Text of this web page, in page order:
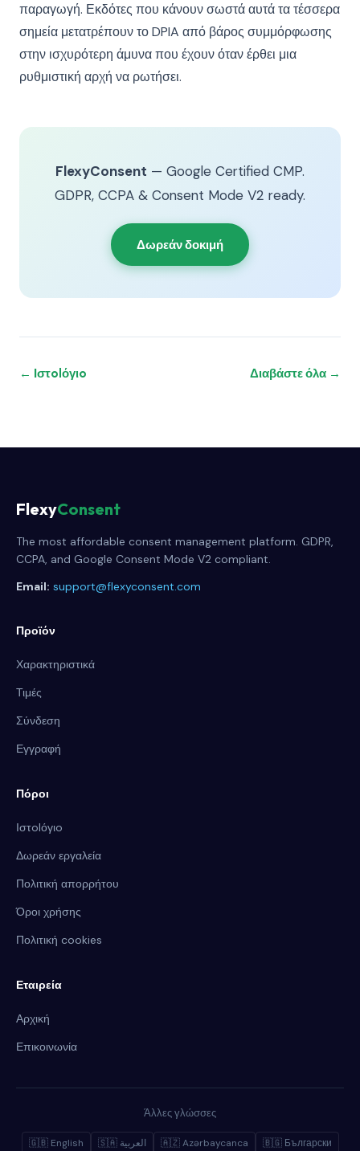
παραγωγή. Εκδότες που κάνουν σωστά αυτά τα τέσσερα
σημεία μετατρέπουν το DPIA από βάρος συμμόρφωσης
στην ισχυρότερη άμυνα που έχουν όταν έρθει μια
ρυθμιστική αρχή να ρωτήσει.
FlexyConsent — Google Certified CMP.
GDPR, CCPA & Consent Mode V2 ready.
Δωρεάν δοκιμή
← Ιστolόγιo Διαβάστε όλα →
FlexyConsent
The most affordable consent management platform. GDPR,
CCPA, and Google Consent Mode V2 compliant.
Email: support@flexyconsent.com
Προϊόν
Χαρακτηριστικά
Τιμές
Σύνδεση
Εγγραφή
Πόροι
Ιστolόγιo
Δωρεάν εργαλεία
Πολιτική απορρήτου
Όροι χρήσης
Πολιτική cookies
Εταιρεία
Αρχική
Επικοινωνία
Άλλες γλώσσες
🇬🇧 English 🇸🇦 العربية 🇦🇿 Azərbaycanca 🇧🇬 Български